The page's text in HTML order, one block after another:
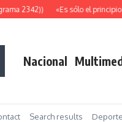
2342)) «Es sólo el
Nacional
Search results